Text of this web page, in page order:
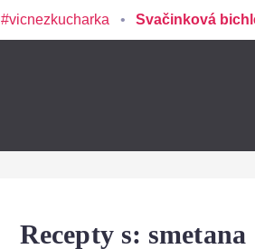
#vicnezkucharka Svačinková
Recepty s: smetana